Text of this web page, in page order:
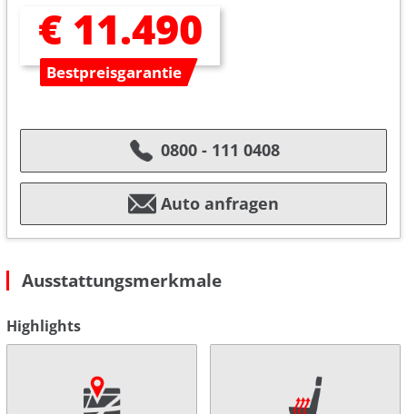
€ 11.490
Bestpreisgarantie
0800 - 111 0408
Auto anfragen
Ausstattungsmerkmale
Highlights